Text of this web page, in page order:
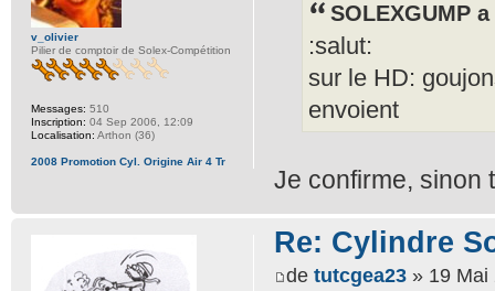
SOLEXGUMP
:salut:
sur le HD:
envoient
Je confirme, sinon
v_olivier
Pilier de comptoir de Solex-Compétition
Messages: 510
Inscription: 04 Sep 2006, 12:09
Localisation: Arthon (36)
2008 Promotion Cyl. Origine Air 4 Tr
Re: Cylindre
de tutcgea23 » 19 Mai